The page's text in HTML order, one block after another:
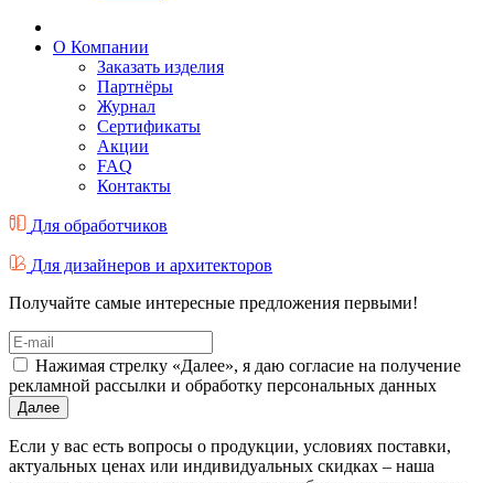
О Компании
Заказать изделия
Партнёры
Журнал
Cертификаты
Акции
FAQ
Контакты
Для обработчиков
Для дизайнеров и архитекторов
Получайте самые интересные предложения первыми!
Нажимая стрелку «Далее», я даю согласие на получение
рекламной рассылки и обработку персональных данных
Далее
Если у вас есть вопросы о продукции, условиях поставки,
актуальных ценах или индивидуальных скидках – наша